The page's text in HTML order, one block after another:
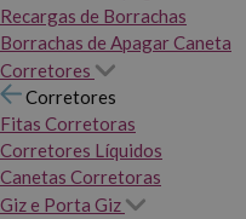
Recargas de Borrachas
Borrachas de Apagar Caneta
Corretores
Corretores
Fitas Corretoras
Corretores Líquidos
Canetas Corretoras
Giz e Porta Giz